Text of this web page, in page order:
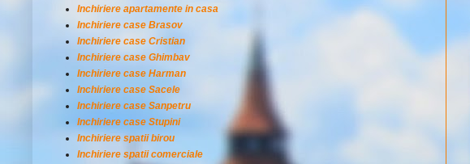
Inchiriere apartamente in casa
Inchiriere case Brasov
Inchiriere case Cristian
Inchiriere case Ghimbav
Inchiriere case Harman
Inchiriere case Sacele
Inchiriere case Sanpetru
Inchiriere case Stupini
Inchiriere spatii birou
Inchiriere spatii comerciale